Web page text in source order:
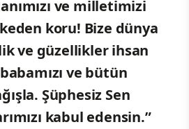
ve milletimizi
koru! Bize dünya
ve güzellikler ihsan
ve bütün
Şüphesiz Sen
kabul edensin.”